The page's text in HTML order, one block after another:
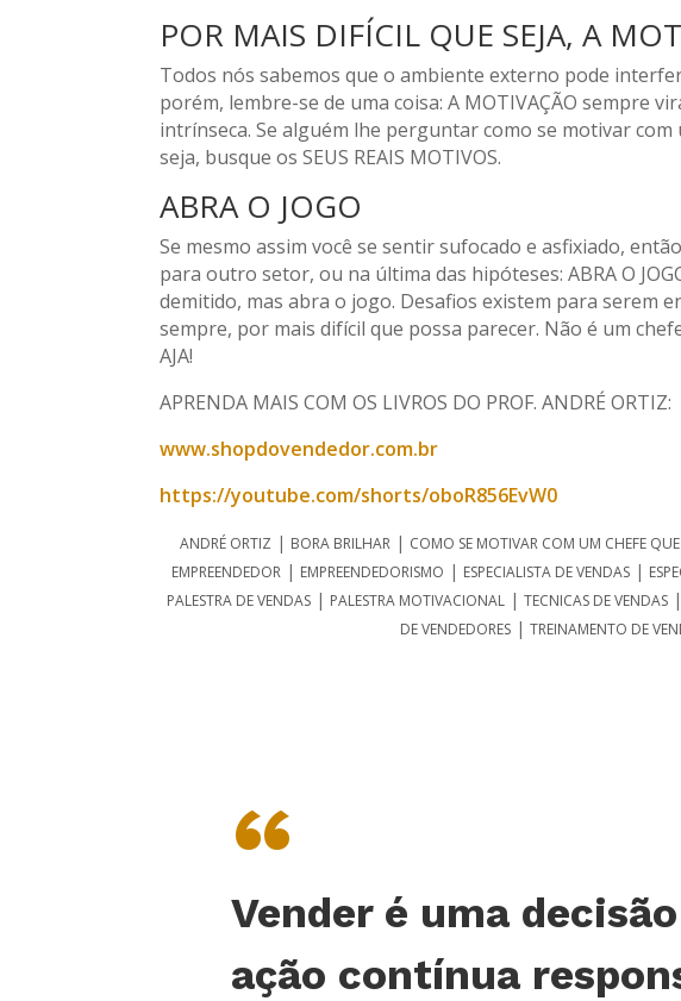
POR MAIS DIFÍCIL QUE SEJA, A
Todos nós sabemos que o ambiente externo pode
porém, lembre-se de uma coisa: A MOTIVAÇÃO sempre
intrínseca. Se alguém lhe perguntar como se motivar
seja, busque os SEUS REAIS MOTIVOS.
ABRA O JOGO
Se mesmo assim você se sentir sufocado e asfixiado,
para outro setor, ou na última das hipóteses: ABRA O
demitido, mas abra o jogo. Desafios existem para serem
sempre, por mais difícil que possa parecer. Não é um
AJA!
APRENDA MAIS COM OS LIVROS DO PROF. ANDRÉ ORTIZ:
www.shopdovendedor.com.br
https://youtube.com/shorts/oboR856EvW0
ANDRÉ ORTIZ | BORA BRILHAR | COMO SE MOTIVAR COM UM CHEFE
EMPREENDEDOR | EMPREENDEDORISMO | ESPECIALISTA DE VENDAS |
PALESTRA DE VENDAS| PALESTRA MOTIVACIONAL | TECNICAS DE VENDAS|
DE VENDEDORES| TREINAMENTO DE
“
Vender é uma
ação contínua